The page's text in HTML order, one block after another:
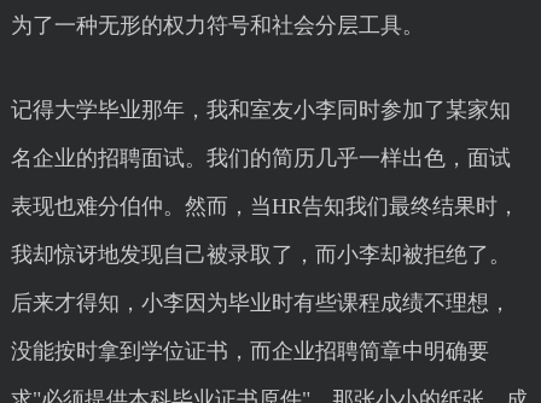
为了一种无形的权力符号和社会分层工具。
记得大学毕业那年，我和室友小李同时参加了某家知
名企业的招聘面试。我们的简历几乎一样出色，面试
表现也难分伯仲。然而，当HR告知我们最终结果时，
我却惊讶地发现自己被录取了，而小李却被拒绝了。
后来才得知，小李因为毕业时有些课程成绩不理想，
没能按时拿到学位证书，而企业招聘简章中明确要